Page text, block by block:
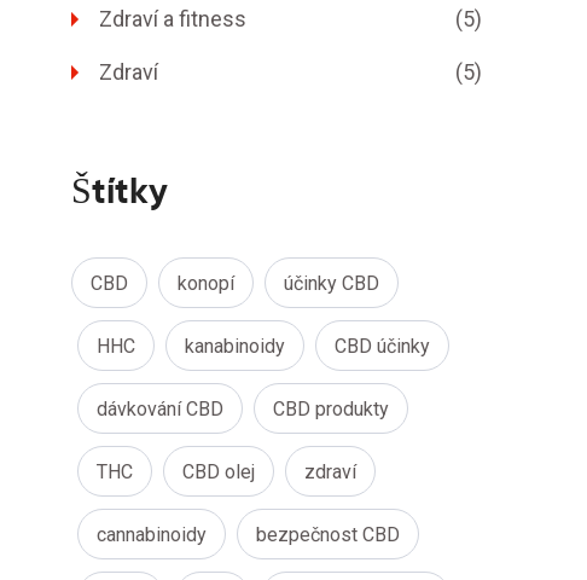
Zdraví a fitness (5)
Zdraví (5)
Štítky
CBD konopí účinky CBD
HHC kanabinoidy CBD účinky
dávkování CBD CBD produkty
THC CBD olej zdraví
cannabinoidy bezpečnost CBD